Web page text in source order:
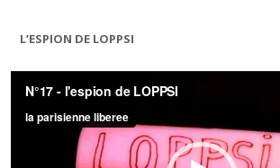
L’ESPION DE LOPPSI
Lecteur
vidéo